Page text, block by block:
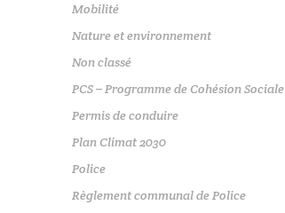
Mobilité
Nature et environnement
Non classé
PCS – Programme de Cohésion Sociale
Permis de conduire
Plan Climat 2030
Police
Règlement communal de Police